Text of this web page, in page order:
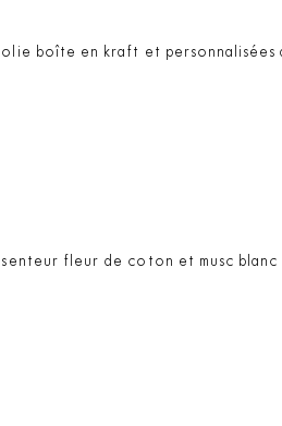
boîte en kraft et personnalisées
fleur de coton et musc blanc